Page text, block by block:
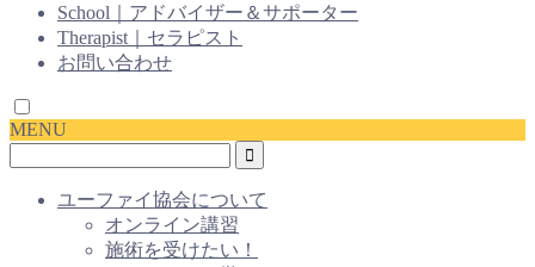
School｜アドバイザー＆サポーター
Therapist｜セラピスト
お問い合わせ
MENU
ユーファイ協会について
オンライン講習
施術を受けたい！